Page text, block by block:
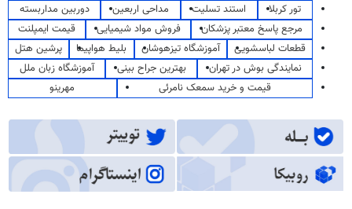
تور کربلا
استند تسلیت مداحی اربعین
دوربین مداربسته
مرجع پاسخ معتبر پزشکان
فروش مواد شیمیایی
قیمت ایمپلنت
قطعات لباسشویی
آموزشگاه تیزهوشان بلیط هواپیما
پرشین هتل
نمایندگی بوش در تهران
بهترین جراح بینی
آموزشگاه زبان ملل
قیمت و خرید سمعک نامرئی
مهرینو